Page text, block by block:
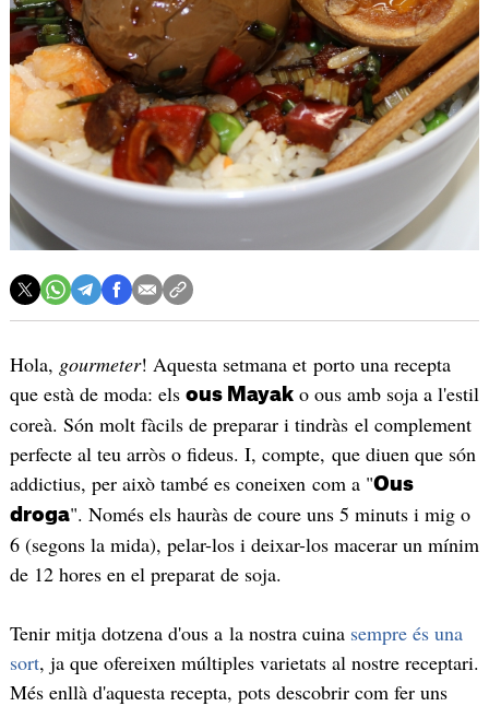
Hola, gourmeter! Aquesta setmana et porto una recepta
que està de moda: els ous Mayako ous amb soja a l'estil
coreà. Són molt fàcils de preparar i tindràs el complement
perfecte al teu arròs o fideus. I, compte, que diuen que són
addictius, per això també es coneixen com a "Ous
droga". Només els hauràs de coure uns 5 minuts i mig o
6 (segons la mida), pelar-los i deixar-los macerar un mínim
de 12 hores en el preparat de soja.
Tenir mitja dotzena d'ous a la nostra cuina sempre és una
sort, ja que ofereixen múltiples varietats al nostre receptari.
Més enllà d'aquesta recepta, pots descobrir com fer uns